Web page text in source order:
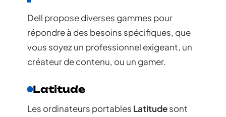
Dell propose diverses gammes pour
répondre à des besoins spécifiques, que
vous soyez un professionnel exigeant, un
créateur de contenu, ou un gamer.
Latitude
Les ordinateurs portables Latitudesont